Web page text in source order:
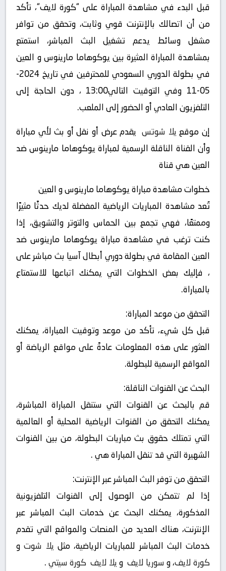
قبل البدء في مشاهدة المباراة على “كورة لايف“، تأكد
من أن اتصالك بالإنترنت قوي وثابت، وتحقق من توافر
مشغل وسائط يدعم تشغيل البث المباشر، استمتع
بمشاهدة المباراة المثيرة بين يوكوهاما مارينوس و العين
في بطولة الدوري السعودي للمحترفين في تاريخ 2024-
05-11 وفي التوقيت التالي13:00 ، دون الحاجة إلى
التلفزيون العادي أو الحضور إلى الملعب.
إن موقع يلا شوتسيقدم عرض أو نقل أو بث لأي مباراة
وأن القناة الناقلة الرسمية لمباراة يوكوهاما مارينوس ضد
العين هي قناة
خطوات مشاهدة مباراة يوكوهاما مارينوس و العين
تُعد مشاهدة المباريات الرياضية المفضلة لديك حدثًا مثيرًا
وممتعًا، فهي تجمع بين الحماس والتوتر والتشويق، إذا
كنت ترغب في مشاهدة مباراة يوكوهاما مارينوس ضد
العين المقامة في بطولة دوري أبطال آسيا بث مباشر على
، فإليك بعض الخطوات التي يمكنك اتباعها للاستمتاع
بالمباراة.
التحقق من موعد المباراة:
قبل كل شيء، تأكد من موعد وتوقيت المباراة، يمكنك
العثور على هذه المعلومات عادةً على مواقع الرياضة أو
المواقع الرسمية للبطولة.
البحث عن القنوات الناقلة:
قم بالبحث عن القنوات التي ستنقل المباراة المباشرة،
يمكنك التحقق من القنوات الرياضية المحلية أو العالمية
التي تمتلك حقوق بث مباريات البطولة، من بين القنوات
الشهيرة التي قد تنقل المباراة هي .
التحقق من توفر البث المباشر عبر الإنترنت:
إذا لم تتمكن من الوصول إلى القنوات التلفزيونية
المذكورة، يمكنك البحث عن خدمات البث المباشر عبر
الإنترنت، هناك العديد من المنصات والمواقع التي تقدم
خدمات البث المباشر للمباريات الرياضية، مثل يلا شوتو
كورة لايف، وسوريا لايف ويلا لايف كورة سيتي.